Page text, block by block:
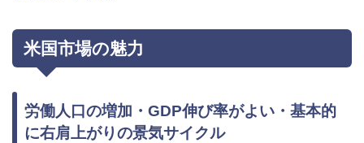
米国市場の魅力
労働人口の増加・GDP伸び率がよい・基本的
に右肩上がりの景気サイクル